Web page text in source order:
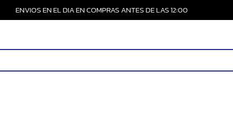
ENVIOS EN EL DIA EN COMPRAS ANTES DE LAS 12:00